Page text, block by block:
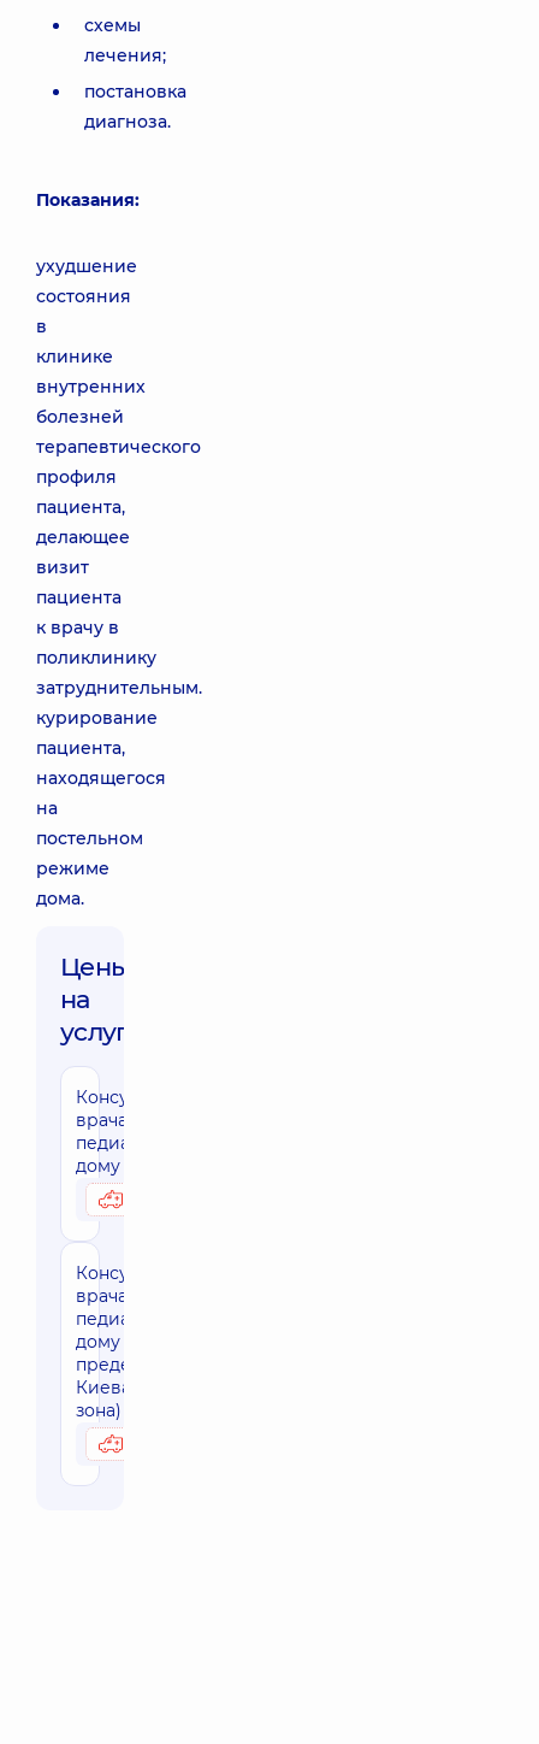
схемы
лечения;
постановка
диагноза.
Показания:
ухудшение
состояния
в
клинике
внутренних
болезней
терапевтического
профиля
пациента,
делающее
визит
пациента
к врачу в
поликлинику
затруднительным.
курирование
пациента,
находящегося
на
постельном
режиме
дома.
Цены
на
услуги:
Консультация
врача-
педиатра на
дому г. Киев
Консультация
врача-
педиатра на
дому за
пределами г.
Киева (30 км
зона)